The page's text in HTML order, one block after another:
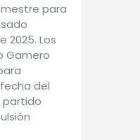
para
2025. Los
Gamero
del
partido